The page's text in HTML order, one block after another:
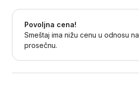
Povoljna cena!
Smeštaj ima nižu cenu u odnosu na
prosečnu.